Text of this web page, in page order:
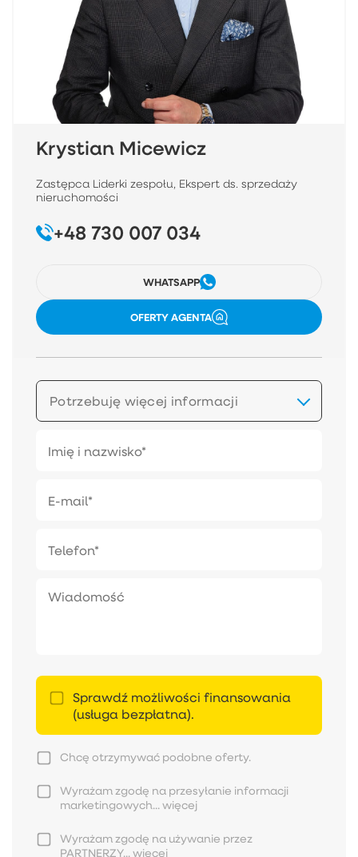
Krystian Micewicz
Zastępca Liderki zespołu, Ekspert ds. sprzedaży
nieruchomości
+48 730 007 034
WHATSAPP
OFERTY AGENTA
Potrzebuję więcej informacji
Sprawdź możliwości finansowania
(usługa bezpłatna).
Chcę otrzymywać podobne oferty.
Wyrażam zgodę na przesyłanie informacji
marketingowych...więcej
Wyrażam zgodę na używanie przez
PARTNERZY...więcej